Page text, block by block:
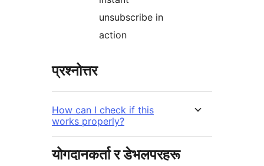
unsubscribe in
action
प्रश्नोत्तर
How can I check if this
works properly?
योगदानकर्ता र डेभलपरहरू